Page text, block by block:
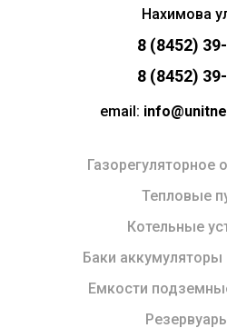
Нахимова
8 (8452)
8 (8452)
email:
Газорегуляторное
Тепловые
Котельные
Баки
Емкости